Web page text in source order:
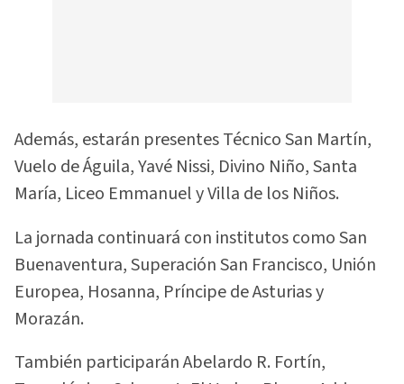
Además, estarán presentes Técnico San Martín,
Vuelo de Águila, Yavé Nissi, Divino Niño, Santa
María, Liceo Emmanuel y Villa de los Niños.
La jornada continuará con institutos como San
Buenaventura, Superación San Francisco, Unión
Europea, Hosanna, Príncipe de Asturias y
Morazán.
También participarán Abelardo R. Fortín,